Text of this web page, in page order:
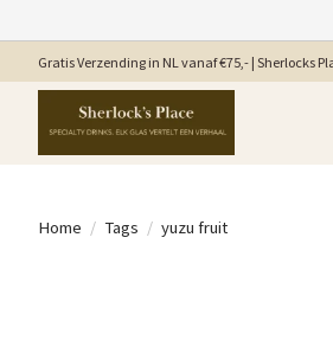
Gratis Verzending in NL vanaf €75,- | Sherlocks
Home / Tags / yuzu fruit